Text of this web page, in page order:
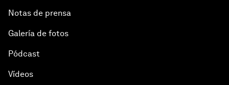
Notas de prensa
Galería de fotos
Pódcast
Vídeos